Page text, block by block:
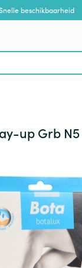
beschikbaarheid
up Grb N5